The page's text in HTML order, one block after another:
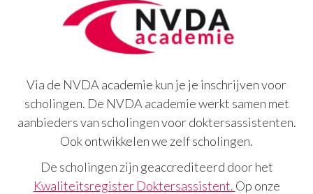
Via de NVDA academie kun je je inschrijven voor
scholingen. De NVDA academie werkt samen met
aanbieders van scholingen voor doktersassistenten.
Ook ontwikkelen we zelf scholingen.
De scholingen zijn geaccrediteerd door het
Kwaliteitsregister Doktersassistent. Op onze